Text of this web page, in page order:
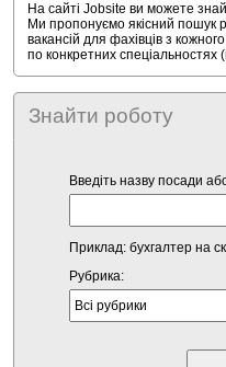
На сайті Jobsite ви можете
Ми пропонуємо якісний пошук
вакансій для фахівців з
по конкретних спеціальностях
Знайти роботу
Введіть назву посади
Приклад: бухгалтер на
Рубрика: